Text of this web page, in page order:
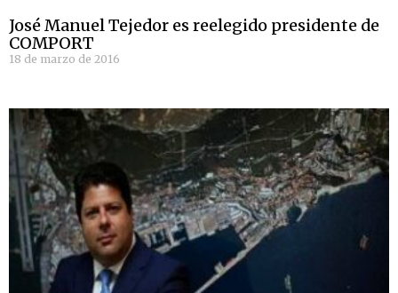
José Manuel Tejedor es reelegido presidente de
COMPORT
18 de marzo de 2016